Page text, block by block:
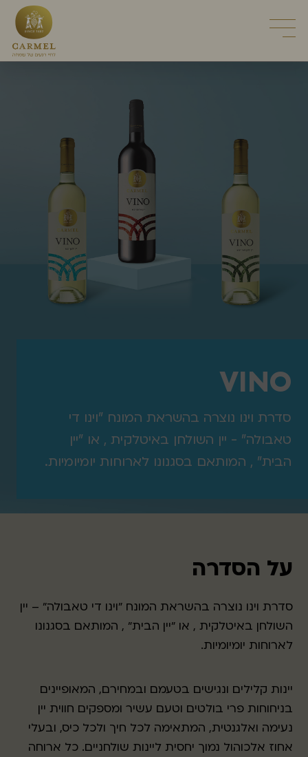
VINO
סדרת וינו נוצרה בהשראת המונח "וינו די
טאבולה" - יין השולחן באיטלקית , או "יין
הבית" , המותאם בסגנונו לארוחות יומיומיות.
על הסדרה
סדרת וינו נוצרה בהשראת המונח "וינו די טאבולה" – יין
השולחן באיטלקית , או "יין הבית" , המותאם בסגנונו
לארוחות יומיומיות.
יינות קלילים ונגישים בטעמם ובמחירם, המאופיינים
בניחוחות פרי בולטים וטעם עשיר ומספקים חווית יין
נעימה ואלגנטית, המתאימה לכל חיך ולכל כיס, ובעלי
אחוז אלכוהול נמוך יחסית ליינות שולחניים. כל ארוחה